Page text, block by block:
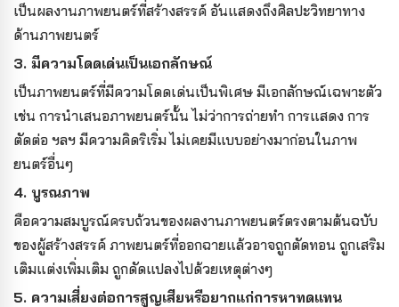
เป็นผลงานภาพยนตร์ที่สร้างสรรค์ อันแสดงถึงศิลปะวิทยาทาง
ด้านภาพยนตร์
3. มีความโดดเด่นเป็นเอกลักษณ์
เป็นภาพยนตร์ที่มีความโดดเด่นเป็นพิเศษ มีเอกลักษณ์เฉพาะตัว
เช่น การนำเสนอภาพยนตร์นั้น ไม่ว่าการถ่ายทำ การแสดง การ
ตัดต่อ ฯลฯ มีความคิดริเริ่ม ไม่เคยมีแบบอย่างมาก่อนในภาพ
ยนตร์อื่นๆ
4. บูรณภาพ
คือความสมบูรณ์ครบถ้วนของผลงานภาพยนตร์ตรงตามต้นฉบับ
ของผู้สร้างสรรค์ ภาพยนตร์ที่ออกฉายแล้วอาจถูกตัดทอน ถูกเสริม
เติมแต่งเพิ่มเติม ถูกดัดแปลงไปด้วยเหตุต่างๆ
5. ความเสี่ยงต่อการสูญเสียหรือยากแก่การหาทดแทน